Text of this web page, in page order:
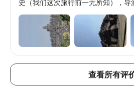
史（我们这次旅行前一无所知），导
查看所有评